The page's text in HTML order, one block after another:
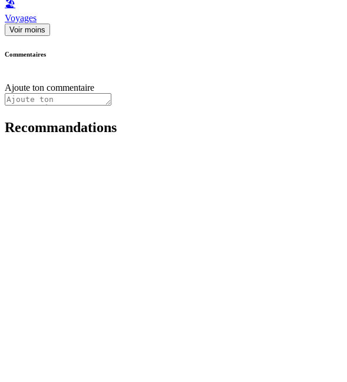
🏖
Voyages
Voir moins
Commentaires
Ajoute ton commentaire
Recommandations